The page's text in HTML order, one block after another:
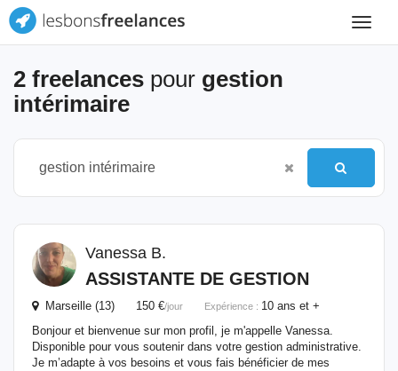
Toggle
2 freelances pour gestion
intérimaire
Vanessa B.
ASSISTANTE DE GESTION
Marseille (13) 150 €/jour Expérience : 10 ans et +
Bonjour et bienvenue sur mon profil, je m'appelle Vanessa.
Disponible pour vous soutenir dans votre gestion administrative.
Je m’adapte à vos besoins et vous fais bénéficier de mes